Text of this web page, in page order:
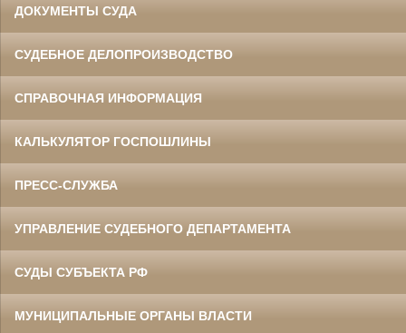
ДОКУМЕНТЫ СУДА
СУДЕБНОЕ ДЕЛОПРОИЗВОДСТВО
СПРАВОЧНАЯ ИНФОРМАЦИЯ
КАЛЬКУЛЯТОР ГОСПОШЛИНЫ
ПРЕСС-СЛУЖБА
УПРАВЛЕНИЕ СУДЕБНОГО ДЕПАРТАМЕНТА
СУДЫ СУБЪЕКТА РФ
МУНИЦИПАЛЬНЫЕ ОРГАНЫ ВЛАСТИ